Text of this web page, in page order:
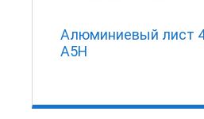
Алюминиевый лист
А5Н